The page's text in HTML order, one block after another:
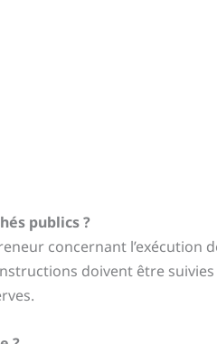
publics ?
concernant l’exécution
doivent être